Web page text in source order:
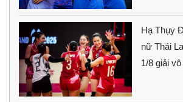
Hạ Thụy
nữ Thái
1/8 giải